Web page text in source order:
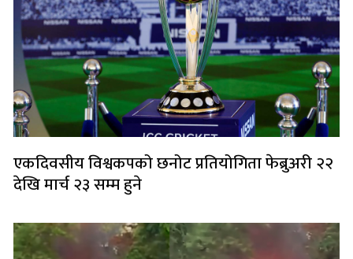
एकदिवसीय विश्वकपको छनोट प्रतियोगिता फेब्रुअरी २२
देखि मार्च २३ सम्म हुने